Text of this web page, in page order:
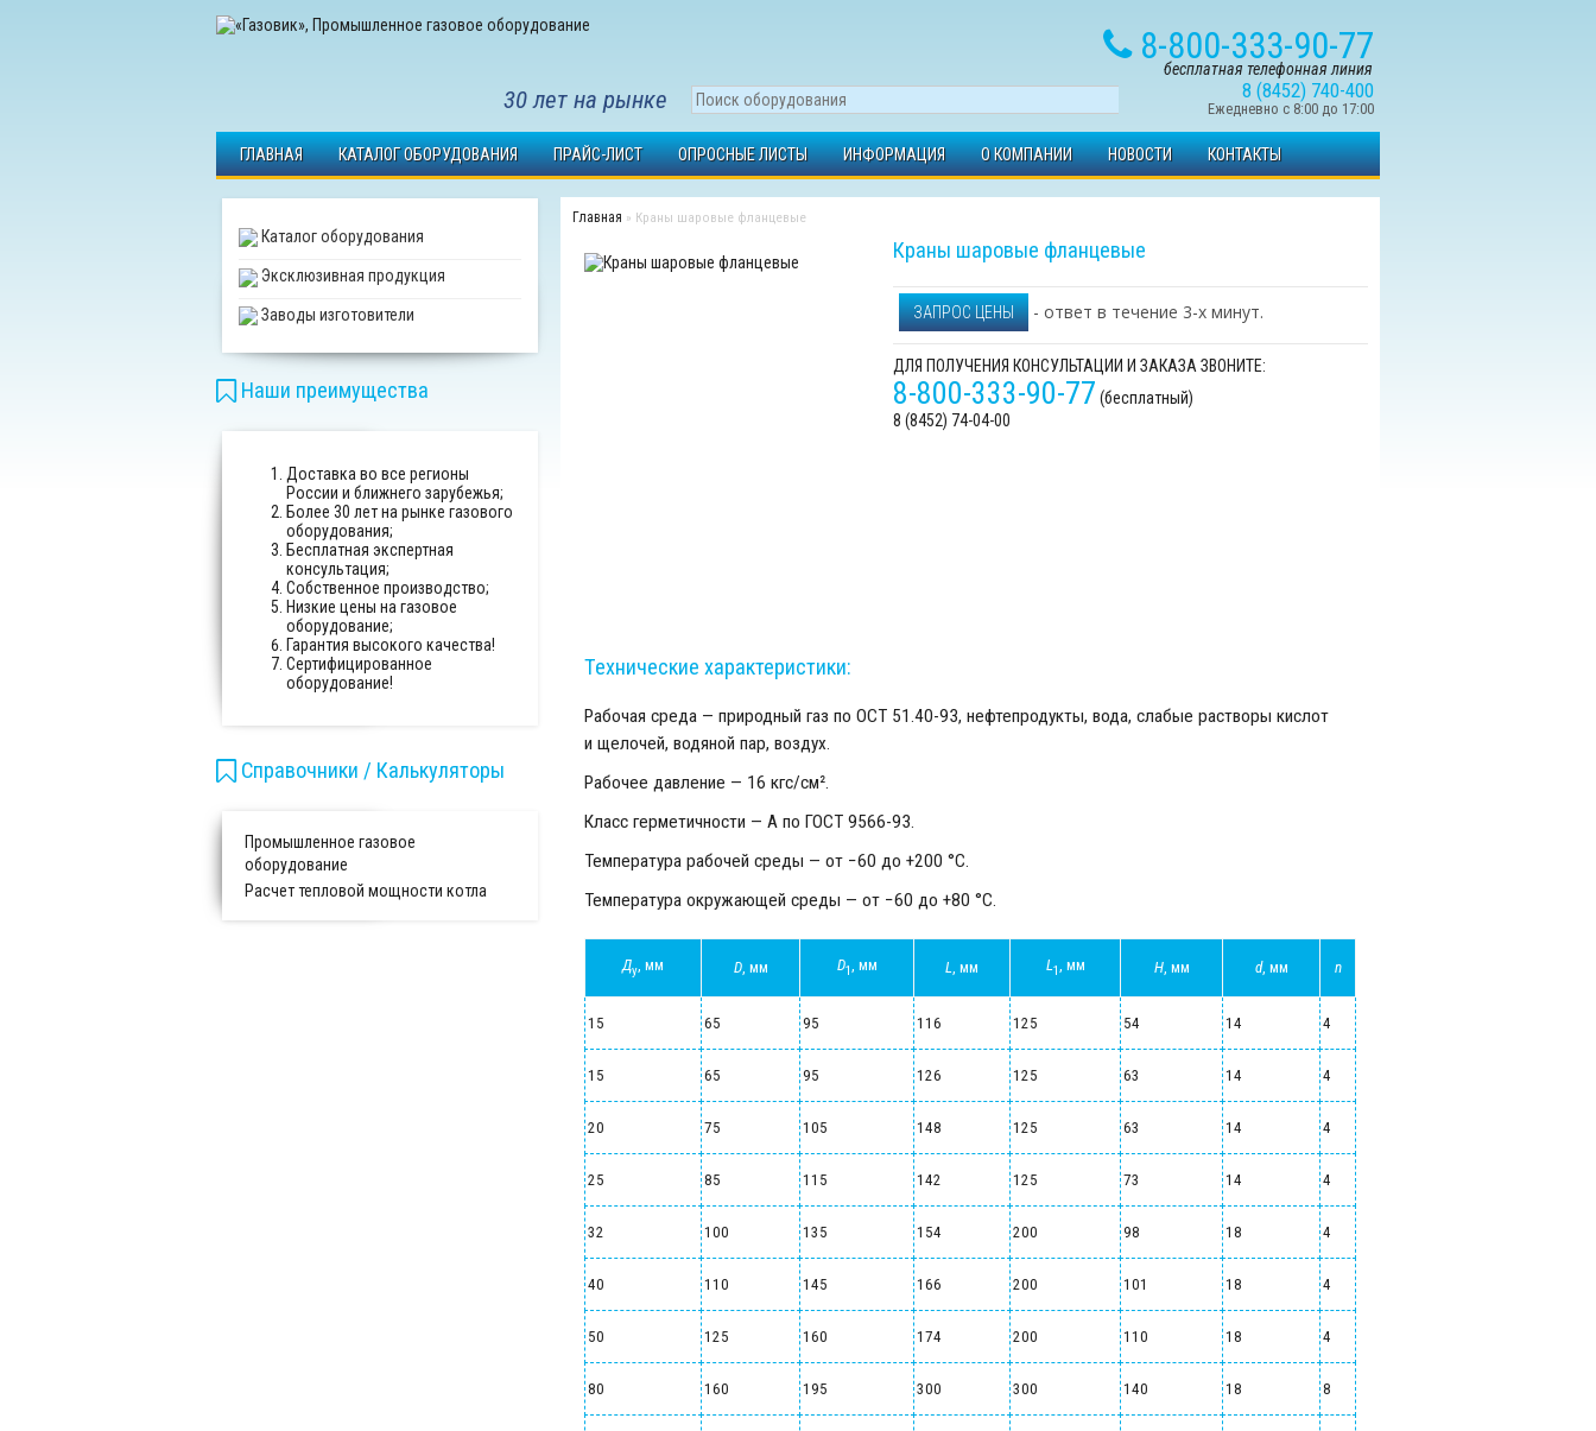
бесплатная телефонная линия
30 лет на рынке 8 (8452) 740-400
Ежедневно с 8:00 до 17:00
8-800-333-90-77
ГЛАВНАЯ КАТАЛОГ ОБОРУДОВАНИЯ ПРАЙС-ЛИСТ ОПРОСНЫЕ ЛИСТЫ ИНФОРМАЦИЯ О КОМПАНИИ НОВОСТИ КОНТАКТЫ
Каталог оборудования
Эксклюзивная продукция
Заводы изготовители
Наши преимущества
Доставка во все регионы
России и ближнего зарубежья;
Более 30 лет на рынке газового
оборудования;
Бесплатная экспертная
консультация;
Собственное производство;
Низкие цены на газовое
оборудование;
Гарантия высокого качества!
Сертифицированное
оборудование!
Справочники / Калькуляторы
Промышленное газовое
оборудование
Расчет тепловой мощности котла
Главная » Краны шаровые фланцевые
Краны шаровые фланцевые
ЗАПРОС ЦЕНЫ - ответ в течение 3-х минут.
ДЛЯ ПОЛУЧЕНИЯ КОНСУЛЬТАЦИИ И ЗАКАЗА ЗВОНИТЕ:
8-800-333-90-77 (бесплатный)
8 (8452) 74-04-00
Технические характеристики:
Рабочая среда — природный газ по ОСТ 51.40-93, нефтепродукты, вода, слабые растворы кислот
и щелочей, водяной пар, воздух.
Рабочее давление — 16 кгс/см².
Класс герметичности — А по ГОСТ 9566-93.
Температура рабочей среды — от −60 до +200 °С.
Температура окружающей среды — от −60 до +80 °С.
Ду, мм D, мм D1, мм L, мм L1, мм H, мм d, мм n
15 65 95 116 125 54 14 4
15 65 95 126 125 63 14 4
20 75 105 148 125 63 14 4
25 85 115 142 125 73 14 4
32 100 135 154 200 98 18 4
40 110 145 166 200 101 18 4
50 125 160 174 200 110 18 4
80 160 195 300 300 140 18 8